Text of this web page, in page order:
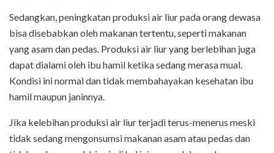
Sedangkan, peningkatan produksi air liur pada orang dewasa
bisa disebabkan oleh makanan tertentu, seperti makanan
yang asam dan pedas. Produksi air liur yang berlebihan juga
dapat dialami oleh ibu hamil ketika sedang merasa mual.
Kondisi ini normal dan tidak membahayakan kesehatan ibu
hamil maupun janinnya.
Jika kelebihan produksi air liur terjadi terus-menerus meski
tidak sedang mengonsumsi makanan asam atau pedas dan